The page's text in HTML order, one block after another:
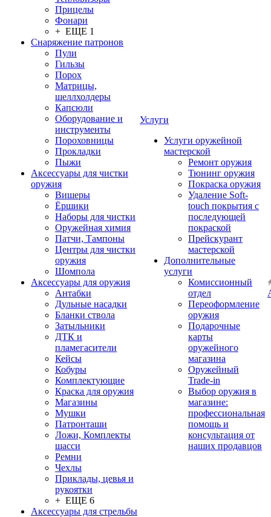
Прицелы
Фонари
+ ЕЩЕ 1
Снаряжение патронов
Пули
Гильзы
Порох
Матрицы,
шеллхолдеры
Капсюли
Оборудование и
инструменты
Пороховницы
Прокладки
Пыжи
Аксессуары для чистки
оружия
Вишеры
Ёршики
Наборы для чистки
Оружейная химия
Патчи, Тампоны
Центры для чистки
оружия
Шомпола
Аксессуары для оружия
Антабки
Дульные насадки
Бланки ствола
Затыльники
ДТК и
пламегасители
Кейсы
Кобуры
Комплектующие
Краска для оружия
Магазины
Мушки
Патронташи
Ложи, Комплекты
шасси
Ремни
Чехлы
Приклады, цевья и
рукоятки
+ ЕЩЕ 6
Аксессуары для стрельбы
Услуги
Услуги оружейной
мастерской
Ремонт оружия
Тюнинг оружия
Покраска оружия
Удаление Soft-
touch покрытия с
последующей
покраской
Прейскурант
мастерской
Дополнительные
услуги
Комиссионный
отдел
Переоформление
оружия
Подарочные
карты
оружейного
магазина
Оружейный
Trade-in
Выбор оружия в
магазине:
профессиональная
помощь и
консультация от
наших продавцов